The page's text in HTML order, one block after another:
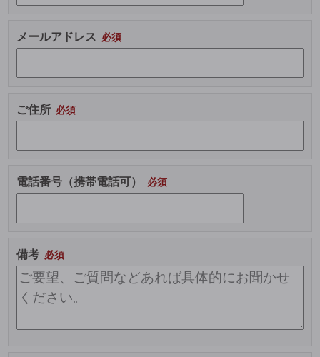
メールアドレス
ご住所
電話番号（携帯電話可）
備考